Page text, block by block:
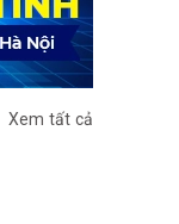
Xem tất cả